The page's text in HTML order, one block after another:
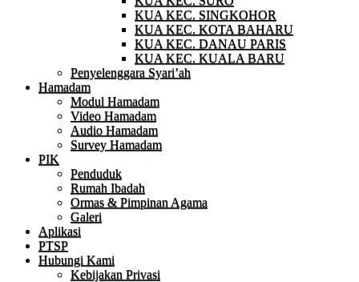
KUA KEC. SINGKOHOR
KUA KEC. KOTA BAHARU
KUA KEC. DANAU PARIS
KUA KEC. KUALA BARU
Penyelenggara Syari’ah
Hamadam
Modul Hamadam
Video Hamadam
Audio Hamadam
Survey Hamadam
PIK
Penduduk
Rumah Ibadah
Ormas & Pimpinan Agama
Galeri
Aplikasi
PTSP
Hubungi Kami
Kebijakan Privasi